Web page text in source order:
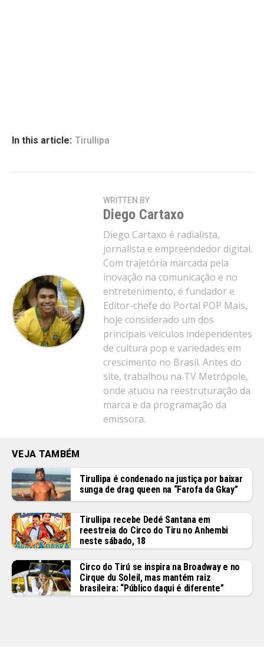
In this article: Tirullipa
WRITTEN BY
Diego Cartaxo
Diego Cartaxo é radialista,
jornalista e empreendedor digital.
Com trajetória marcada pela
inovação na comunicação e no
entretenimento, é fundador e
Editor-chefe do Portal POP Mais,
hoje considerado um dos
principais veículos independentes
de cultura pop e variedades em
crescimento no Brasil. Antes do
site, trabalhou na TV Metrópole,
onde atuou na reestruturação da
marca e da programação da
emissora.
VEJA TAMBÉM
Tirullipa é condenado na justiça por baixar
sunga de drag queen na “Farofa da Gkay”
Tirullipa recebe Dedé Santana em
reestreia do Circo do Tiru no Anhembi
neste sábado, 18
Circo do Tirú se inspira na Broadway e no
Cirque du Soleil, mas mantém raiz
brasileira: “Público daqui é diferente”